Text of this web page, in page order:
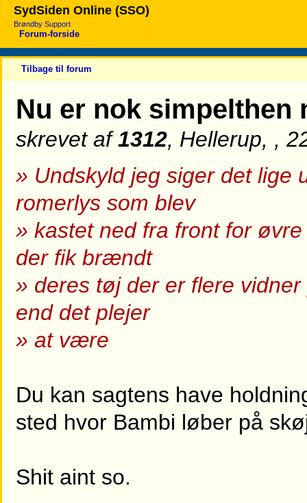
SydSiden Online (SSO)
Brøndby Support
Forum-forside
Tilbage til forum
Nu er nok simpelthen
skrevet af1312, Hellerup, ,
» Undskyld jeg siger det lige
romerlys som blev
» kastet ned fra front for
der fik brændt
» deres tøj der er flere
end det plejer
» at være
Du kan sagtens have
sted hvor Bambi løber på
Shit aint so.